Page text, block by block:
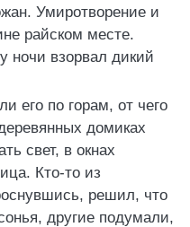
Умиротворение и
райском месте.
ночи взорвал дикий
его по горам, от чего
домиках
свет, в окнах
Кто-то из
решил, что
другие подумали,